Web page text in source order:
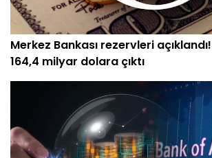
Merkez Bankası rezervleri
164,4 milyar dolara çıktı